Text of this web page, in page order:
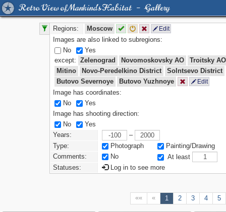
Retro View of Mankind's Habitat – Gallery
Regions: Moscow Edit
Images are also linked to subregions:
No
Yes
except: Zelenograd Novomoskovsky AO
Troitsky AO
Mitino
Novo-Peredelkino District
Solntsevo District
Butovo Severnoye
Butovo Yuzhnoye Edit
Image has coordinates:
No
Yes
Image has shooting direction:
No
Yes
Years:
–
Type:
Photograph
Painting/Drawing
Comments:
No
At least
Statuses:
Log in to see more
«« « 1 2 3 4 5